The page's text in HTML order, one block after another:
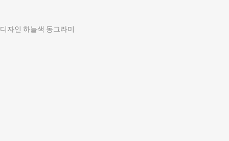
디자인 하늘색 동그라미